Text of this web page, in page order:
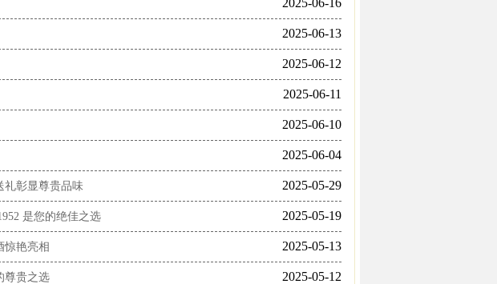
2025-06-16
2025-06-13
2025-06-12
2025-06-11
2025-06-10
2025-06-04
礼彰显尊贵品味 2025-05-29
是您的绝佳之选 2025-05-19
惊艳亮相 2025-05-13
尊贵之选 2025-05-12